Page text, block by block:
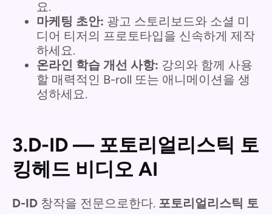
요.
마케팅 초안: 광고 스토리보드와 소셜 미
디어 티저의 프로토타입을 신속하게 제작
하세요.
온라인 학습 개선 사항: 강의와 함께 사용
할 매력적인 B-roll 또는 애니메이션을 생
성하세요.
3.D-ID — 포토리얼리스틱 토
킹헤드 비디오 AI
D-ID 창작을 전문으로한다. 포토리얼리스틱 토